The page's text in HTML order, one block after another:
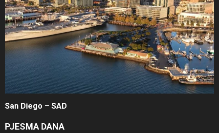
San Diego – SAD
PJESMA DANA